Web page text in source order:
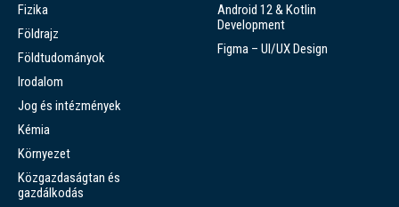
Fizika
Földrajz
Földtudományok
Irodalom
Jog és intézmények
Kémia
Környezet
Közgazdaságtan és
gazdálkodás
Android 12 & Kotlin
Development
Figma – UI/UX Design